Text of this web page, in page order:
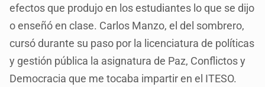
efectos que produjo en los estudiantes lo que se dijo
o enseñó en clase. Carlos Manzo, el del sombrero,
cursó durante su paso por la licenciatura de políticas
y gestión pública la asignatura de Paz, Conflictos y
Democracia que me tocaba impartir en el ITESO.